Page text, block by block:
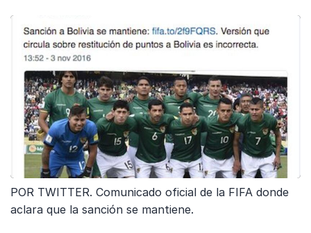
POR TWITTER. Comunicado oficial de la FIFA donde
aclara que la sanción se mantiene.